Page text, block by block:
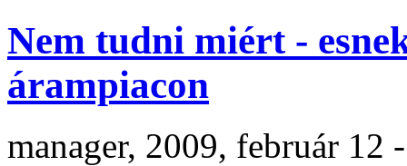
Nem tudni miért -
árampiacon
manager, 2009, február 12